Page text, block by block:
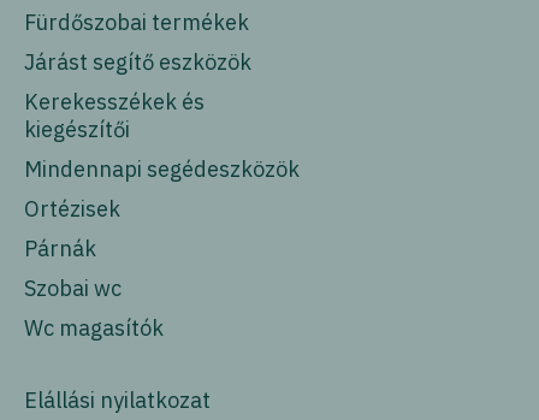
Fürdőszobai termékek
Járást segítő eszközök
Kerekesszékek és
kiegészítői
Mindennapi segédeszközök
Ortézisek
Párnák
Szobai wc
Wc magasítók
Elállási nyilatkozat